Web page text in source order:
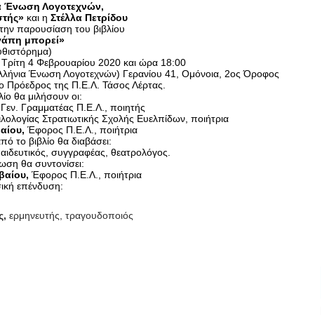
Ένωση Λογοτεχνών,
και η Στέλλα Πετρίδου
παρουσίαση του βιβλίου
μπορεί»
4 Φεβρουαρίου 2020 και ώρα 18:00
Ένωση Λογοτεχνών) Γερανίου 41, Ομόνοια, 2ος Όροφος
Πρόεδρος της Π.Ε.Λ. Τάσος Λέρτας.
θα μιλήσουν οι:
Γεν. Γραμματέας Π.Ε.Λ., ποιητής
Στρατιωτικής Σχολής Ευελπίδων, ποιήτρια
Έφορος Π.Ε.Λ., ποιήτρια
το βιβλίο θα διαβάσει:
συγγραφέας, θεατρολόγος.
θα συντονίσει:
Έφορος Π.Ε.Λ., ποιήτρια
επένδυση:
ερμηνευτής, τραγουδοποιός